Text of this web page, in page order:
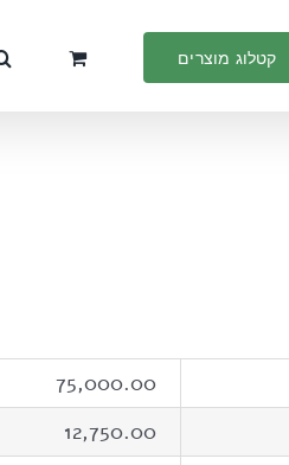
קטלוג מוצרים
75,000.00
12,750.00